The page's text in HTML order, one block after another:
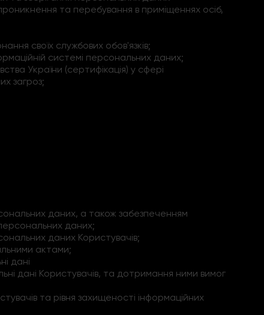
та перебування в приміщеннях осіб,
своїх службових обов'язків;
системі персональних даних;
України (сертифікація) у сфері
загроз;
даних, а також забезпеченням
даних;
даних Користувачів;
актами;
дані
дані Користувачів, та дотримання ними вимог
та рівня захищеності інформаційних